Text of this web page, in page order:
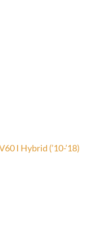
I Hybrid (’10-’18)